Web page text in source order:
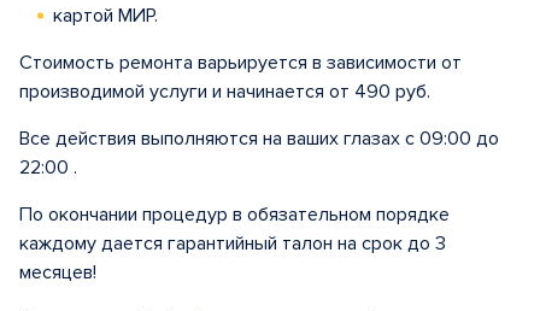
картой МИР.
Стоимость ремонта варьируется в зависимости от
производимой услуги и начинается от 490 руб.
Все действия выполняются на ваших глазах с 09:00 до
22:00 .
По окончании процедур в обязательном порядке
каждому дается гарантийный талон на срок до 3
месяцев!